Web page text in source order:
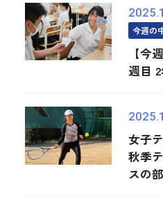
今週の
【今
週目
女子
秋季
スの